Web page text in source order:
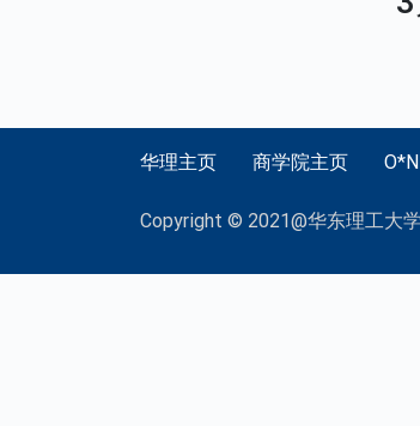
华理主页 商学院主页
Copyright © 2021@华东理工大